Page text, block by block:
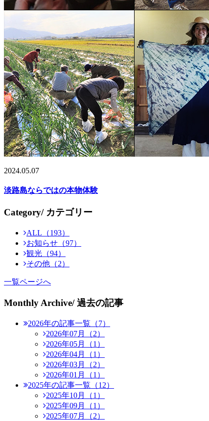
2024.05.07
淡路島ならではの本物体験
Category/ カテゴリー
ALL（193）
お知らせ（97）
観光（94）
その他（2）
一覧ページへ
Monthly Archive/ 過去の記事
2026年の記事一覧（7）
2026年07月（2）
2026年05月（1）
2026年04月（1）
2026年03月（2）
2026年01月（1）
2025年の記事一覧（12）
2025年10月（1）
2025年09月（1）
2025年07月（2）